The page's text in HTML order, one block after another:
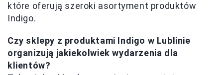
które oferują szeroki asortyment produktów
Indigo.
Czy sklepy z produktami Indigo w Lublinie
organizują jakiekolwiek wydarzenia dla
klientów?